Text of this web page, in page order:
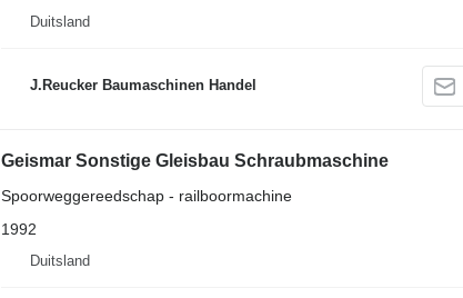
Duitsland
J.Reucker Baumaschinen Handel
Geismar Sonstige Gleisbau Schraubmaschine
Spoorweggereedschap - railboormachine
1992
Duitsland